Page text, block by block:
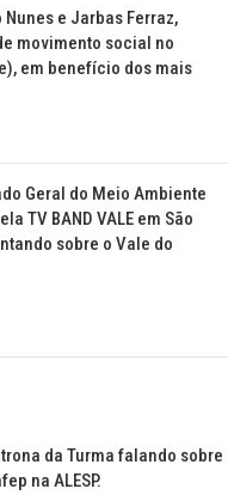
e Jarbas Ferraz,
movimento social no
em benefício dos mais
Geral do Meio Ambiente
TV BAND VALE em São
sobre o Vale do
da Turma falando sobre
na ALESP.